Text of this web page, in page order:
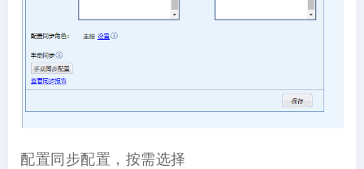
配置同步配置，按需选择